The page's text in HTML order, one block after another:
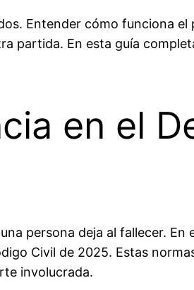
Entender cómo funciona
partida. En esta guía
en el
persona deja al fallecer. En
Civil de 2025. Estas
involucrada.